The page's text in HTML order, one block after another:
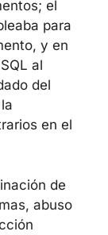
el
para
y en
al
del
en el
de
abuso